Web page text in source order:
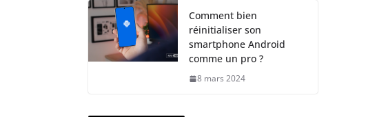
Comment bien
réinitialiser son
smartphone Android
comme un pro ?
8 mars 2024